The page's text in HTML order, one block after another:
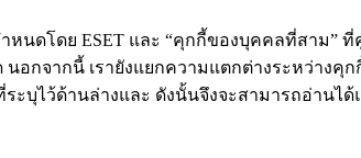
นดโดย ESET และ “คุกกี้ของบุคคลที่สาม”
อกจากนี้ เรายังแยกความแตกต่างระหว่างคุ
ระบุไว้ด้านล่างและ ดังนั้นจึงจะสามารถอ่าน